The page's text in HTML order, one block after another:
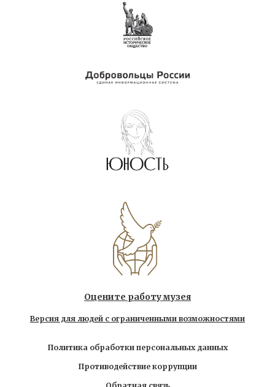
Оцените работу музея
Версия для людей с ограниченными возможностями
Политика обработки персональных данных
Противодействие коррупции